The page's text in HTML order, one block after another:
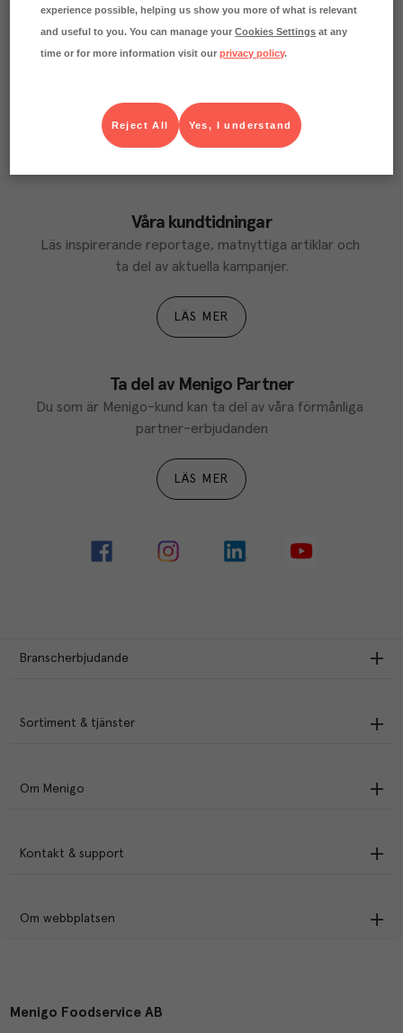
Våra kundtidningar
Läs inspirerande reportage, matnyttiga artiklar och
ta del av aktuella kampanjer.
LÄS MER
Ta del av Menigo Partner
Du som är Menigo-kund kan ta del av våra förmånliga
partner-erbjudanden
LÄS MER
Branscherbjudande
Sortiment & tjänster
Om Menigo
Kontakt & support
Om webbplatsen
Menigo Foodservice AB
experience possible, helping us show you more of what is relevant
and useful to you. You can manage yourCookies Settings at any
time or for more information visit ourprivacy policy.
Yes, I understand
Reject All